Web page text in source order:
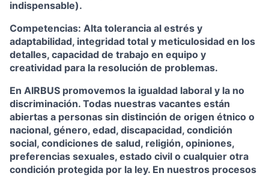
indispensable).
Competencias: Alta tolerancia al estrés y
adaptabilidad, integridad total y meticulosidad en los
detalles, capacidad de trabajo en equipo y
creatividad para la resolución de problemas.
En AIRBUS promovemos la igualdad laboral y la no
discriminación. Todas nuestras vacantes están
abiertas a personas sin distinción de origen étnico o
nacional, género, edad, discapacidad, condición
social, condiciones de salud, religión, opiniones,
preferencias sexuales, estado civil o cualquier otra
condición protegida por la ley. En nuestros procesos